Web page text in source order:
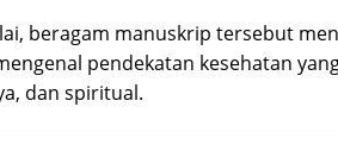
beragam manuskrip tersebut
pendekatan kesehatan
dan spiritual.